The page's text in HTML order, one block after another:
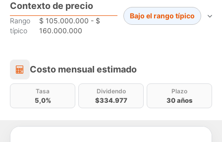
Contexto de precio
Rango
típico
$ 105.000.000 - $
160.000.000
Bajo el rango típico
Costo mensual estimado
Costo mensual estimado
Tasa
5,0%
Dividendo
$334.977
Plazo
30 años